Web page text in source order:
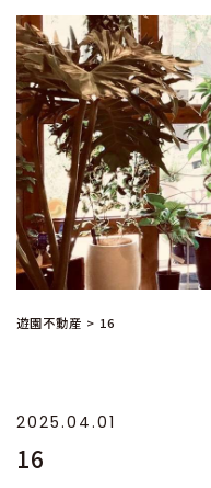
遊園不動産 > 16
2025.04.01
16